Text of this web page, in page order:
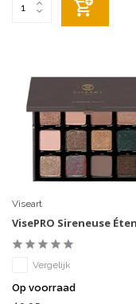
Viseart
VisePRO Sireneuse
Vergelijk
Op voorraad